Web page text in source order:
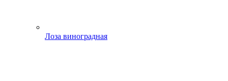
Лоза виноградная